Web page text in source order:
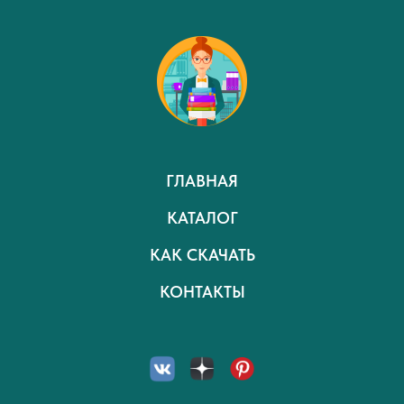
ГЛАВНАЯ
КАТАЛОГ
КАК СКАЧАТЬ
КОНТАКТЫ